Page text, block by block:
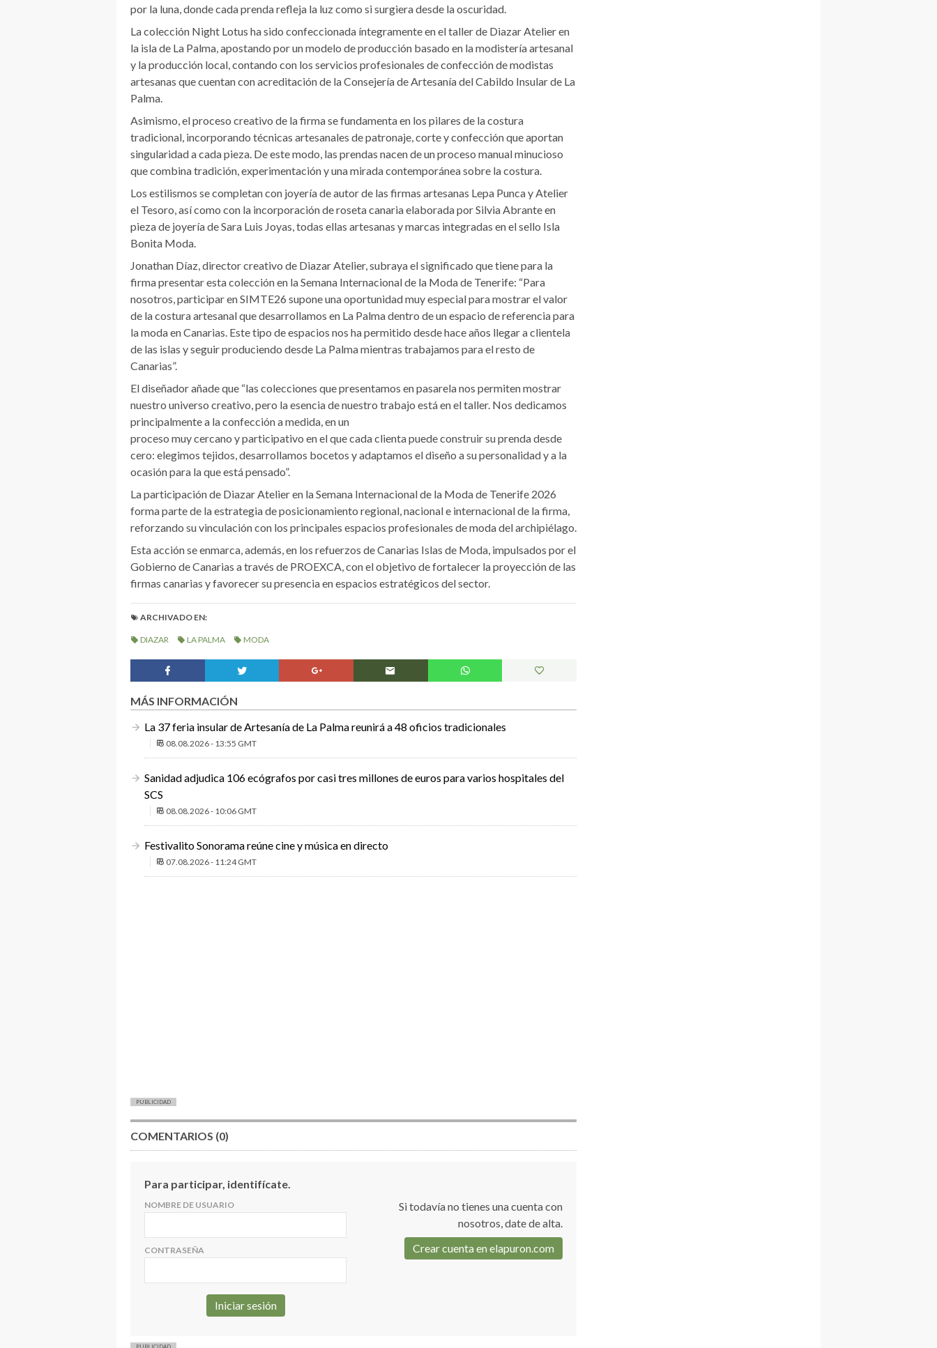
por la luna, donde cada prenda refleja la luz como si surgiera desde la oscuridad.
La colección Night Lotus ha sido confeccionada íntegramente en el taller de Diazar Atelier en
la isla de La Palma, apostando por un modelo de producción basado en la modistería artesanal
y la producción local, contando con los servicios profesionales de confección de modistas
artesanas que cuentan con acreditación de la Consejería de Artesanía del Cabildo Insular de La
Palma.
Asimismo, el proceso creativo de la firma se fundamenta en los pilares de la costura
tradicional, incorporando técnicas artesanales de patronaje, corte y confección que aportan
singularidad a cada pieza. De este modo, las prendas nacen de un proceso manual minucioso
que combina tradición, experimentación y una mirada contemporánea sobre la costura.
Los estilismos se completan con joyería de autor de las firmas artesanas Lepa Punca y Atelier
el Tesoro, así como con la incorporación de roseta canaria elaborada por Silvia Abrante en
pieza de joyería de Sara Luis Joyas, todas ellas artesanas y marcas integradas en el sello Isla
Bonita Moda.
Jonathan Díaz, director creativo de Diazar Atelier, subraya el significado que tiene para la
firma presentar esta colección en la Semana Internacional de la Moda de Tenerife: “Para
nosotros, participar en SIMTE26 supone una oportunidad muy especial para mostrar el valor
de la costura artesanal que desarrollamos en La Palma dentro de un espacio de referencia para
la moda en Canarias. Este tipo de espacios nos ha permitido desde hace años llegar a clientela
de las islas y seguir produciendo desde La Palma mientras trabajamos para el resto de
Canarias”.
El diseñador añade que “las colecciones que presentamos en pasarela nos permiten mostrar
nuestro universo creativo, pero la esencia de nuestro trabajo está en el taller. Nos dedicamos
principalmente a la confección a medida, en un
proceso muy cercano y participativo en el que cada clienta puede construir su prenda desde
cero: elegimos tejidos, desarrollamos bocetos y adaptamos el diseño a su personalidad y a la
ocasión para la que está pensado”.
La participación de Diazar Atelier en la Semana Internacional de la Moda de Tenerife 2026
forma parte de la estrategia de posicionamiento regional, nacional e internacional de la firma,
reforzando su vinculación con los principales espacios profesionales de moda del archipiélago.
Esta acción se enmarca, además, en los refuerzos de Canarias Islas de Moda, impulsados por el
Gobierno de Canarias a través de PROEXCA, con el objetivo de fortalecer la proyección de las
firmas canarias y favorecer su presencia en espacios estratégicos del sector.
ARCHIVADO EN:
DIAZAR LA PALMA MODA
MÁS INFORMACIÓN
La 37 feria insular de Artesanía de La Palma reunirá a 48 oficios tradicionales
08.08.2026 - 13:55 GMT
Sanidad adjudica 106 ecógrafos por casi tres millones de euros para varios hospitales del
SCS
08.08.2026 - 10:06 GMT
Festivalito Sonorama reúne cine y música en directo
07.08.2026 - 11:24 GMT
PUBLICIDAD
COMENTARIOS (0)
Para participar, identifícate.
NOMBRE DE USUARIO
CONTRASEÑA
Si todavía no tienes una cuenta con
nosotros, date de alta.
Crear cuenta en elapuron.com